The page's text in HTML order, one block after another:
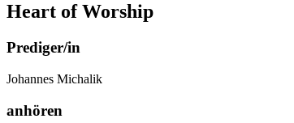
Heart of Worship
Prediger/in
Johannes Michalik
anhören